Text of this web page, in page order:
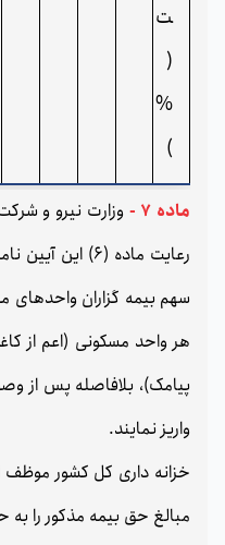
ت
(
%
)
ماده 7 -
وزارت نیرو و
سهم بیمه گزاران
هر واحد مسکونی (اعم از
پیامک)، بلافاصله پس از
واریز نمایند.
خزانه داری کل کشور
مبالغ حق بیمه مذکور را